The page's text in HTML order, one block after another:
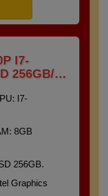
I7-
256GB/
I7-
8GB
256GB.
Graphics